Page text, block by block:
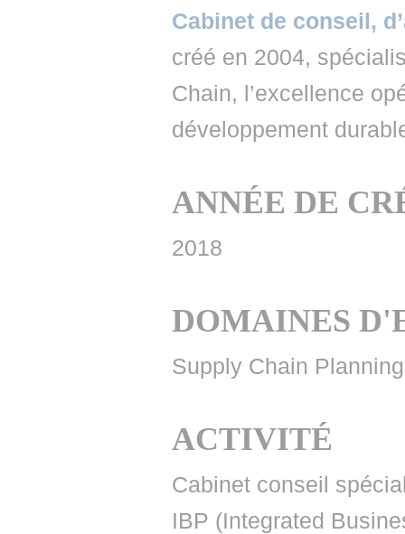
Cabinet de conseil,
créé en 2004,
Chain, l’excellence
développement
ANNÉE DE
2018
DOMAINES
Supply Chain Planning
ACTIVITÉ
Cabinet conseil
IBP (Integrated